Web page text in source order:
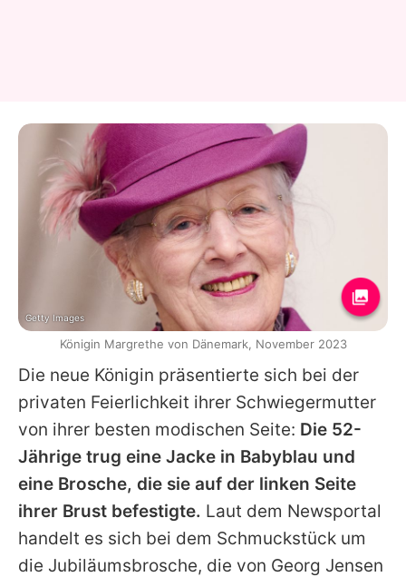
Die neue Königin präsentierte sich bei der
privaten Feierlichkeit ihrer Schwiegermutter
von ihrer besten modischen Seite: Die 52-
Jährige trug eine Jacke in Babyblau und
eine Brosche, die sie auf der linken Seite
ihrer Brust befestigte. Laut dem Newsportal
handelt es sich bei dem Schmuckstück um
die Jubiläumsbrosche, die von Georg Jensen
Getty Images
Königin Margrethe von Dänemark, November 2023